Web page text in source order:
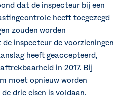
dat de inspecteur bij een
heeft toegezegd
zouden worden
inspecteur de voorzieningen
heeft geaccepteerd,
in 2017. Bij
moet opnieuw worden
drie eisen is voldaan.